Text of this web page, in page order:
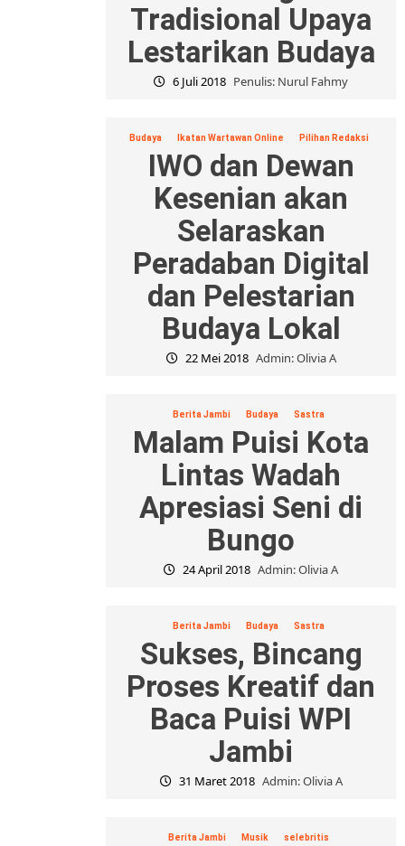
Tradisional Upaya
Lestarikan Budaya
6 Juli 2018 Penulis: Nurul Fahmy
Budaya Ikatan Wartawan Online Pilihan Redaksi
IWO dan Dewan
Kesenian akan
Selaraskan
Peradaban Digital
dan Pelestarian
Budaya Lokal
22 Mei 2018 Admin: Olivia A
Berita Jambi Budaya Sastra
Malam Puisi Kota
Lintas Wadah
Apresiasi Seni di
Bungo
24 April 2018 Admin: Olivia A
Berita Jambi Budaya Sastra
Sukses, Bincang
Proses Kreatif dan
Baca Puisi WPI
Jambi
31 Maret 2018 Admin: Olivia A
Berita Jambi Musik selebritis